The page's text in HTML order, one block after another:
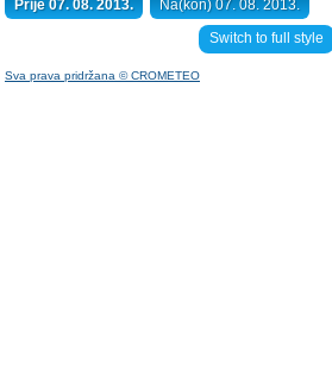
Prije 07. 08. 2013.
Na(kon) 07. 08. 2013.
Switch to full style
Sva prava pridržana © CROMETEO